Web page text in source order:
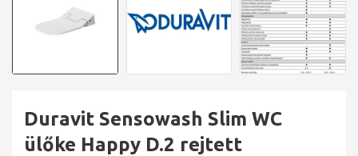
Duravit Sensowash Slim WC
ülőke Happy D.2 rejtett